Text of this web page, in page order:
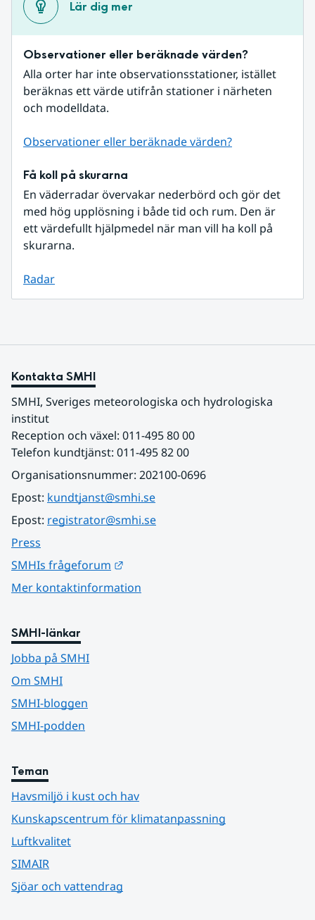
Lär dig mer
Observationer eller beräknade värden?
Alla orter har inte observationsstationer, istället
beräknas ett värde utifrån stationer i närheten
och modelldata.
Observationer eller beräknade värden?
Få koll på skurarna
En väderradar övervakar nederbörd och gör det
med hög upplösning i både tid och rum. Den är
ett värdefullt hjälpmedel när man vill ha koll på
skurarna.
Radar
Kontakta SMHI
SMHI, Sveriges meteorologiska och hydrologiska
institut
Reception och växel: 011-495 80 00
Telefon kundtjänst: 011-495 82 00
Organisationsnummer: 202100-0696
Epost: kundtjanst@smhi.se
Epost: registrator@smhi.se
Press
SMHIs frågeforum
Mer kontaktinformation
SMHI-länkar
Jobba på SMHI
Om SMHI
SMHI-bloggen
SMHI-podden
Teman
Havsmiljö i kust och hav
Kunskapscentrum för klimatanpassning
Luftkvalitet
SIMAIR
Sjöar och vattendrag